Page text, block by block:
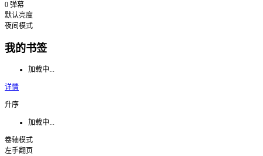
0 弹幕
默认亮度
夜间模式
我的书签
加载中...
详情
升序
加载中...
卷轴模式
左手翻页